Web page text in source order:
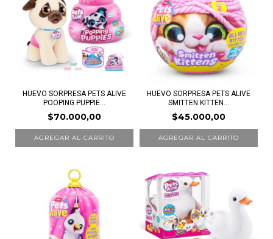
HUEVO SORPRESA PETS ALIVE
POOPING PUPPIE...
$70.000,00
HUEVO SORPRESA PETS ALIVE
SMITTEN KITTEN...
$45.000,00